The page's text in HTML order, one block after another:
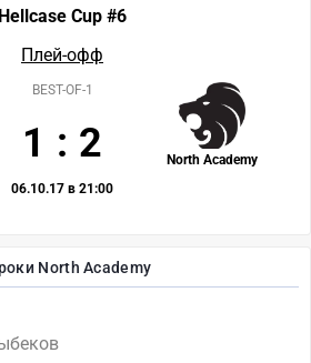
North Academy
Hellcase Cup #6
Плей-офф
North Academy
BEST-OF-1
1 : 2
06.10.17 в 21:00